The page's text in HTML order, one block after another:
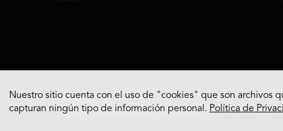
© 2022 Bridgestone Americas Tire Operations, LLC
Nuestro sitio cuenta con el uso de "cookies" que son archivos
capturan ningún tipo de información personal. Política de